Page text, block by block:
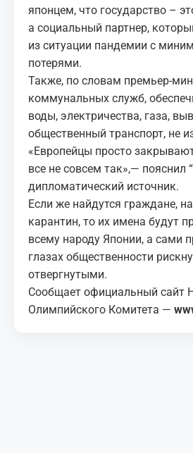
японцем, что государство –
а социальный партнер,
из ситуации пандемии с
потерями.
Также, по словам премьер-
коммунальных служб,
воды, электричества, газа,
общественный транспорт, не
«Европейцы просто
все не совсем так»,— пояснил
дипломатический источник.
Если же найдутся граждане,
карантин, то их имена будут
всему народу Японии, а сами
глазах общественности
отвергнутыми.
Сообщает официальный сайт
Олимпийского Комитета —